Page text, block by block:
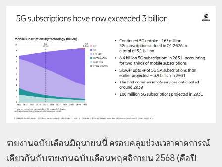
รายงานฉบับเดือนมิถุนายนนี้ ครอบคลุมช่วงเวลาคาดการณ์
เดียวกันกับรายงานฉบับเดือนพฤศจิกายน 2568 (คือปี